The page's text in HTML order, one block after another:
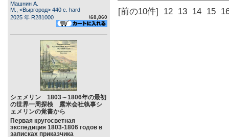
Машнин А.
М., <Выргород> 440 c. hard
2025 年 R281000
\68,860
シェメリン 1803～1806年の最初
の世界一周探検 露米会社執事シ
ェメリンの覚書から
Первая кругосветная
экспедиция 1803-1806 годов в
записках приказчика
[前の10件] 12 13 14 15